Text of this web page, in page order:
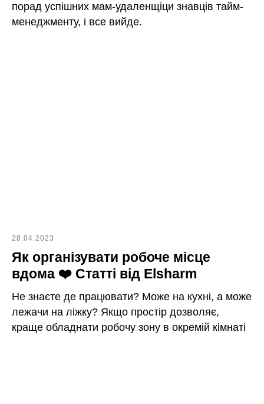
порад успішних мам-удаленщіци знавців тайм-
менеджменту, і все вийде.
28.04.2023
Як організувати робоче місце
вдома ❤️ Статті від Elsharm
Не знаєте де працювати? Може на кухні, а може
лежачи на ліжку? Якщо простір дозволяє,
краще обладнати робочу зону в окремій кімнаті